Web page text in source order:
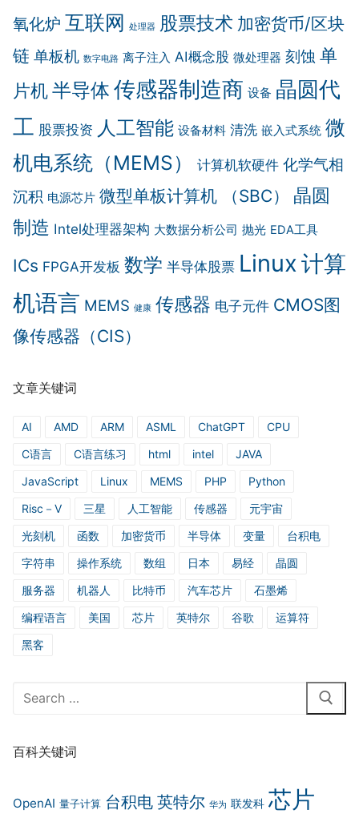
氧化炉 互联网 处理器 股票技术 加密货币/区块
链 单板机 数字电路 离子注入 AI概念股 微处理器 刻蚀 单
片机半导体 传感器制造商 设备 晶圆代
工 股票投资 人工智能 设备材料 清洗 嵌入式系统 微
机电系统（MEMS）
计算机软硬件 化学气相
沉积 电源芯片 微型单板计算机 （SBC）
晶圆
制造 Intel处理器架构 大数据分析公司 抛光 EDA工具
ICs FPGA开发板 数学 半导体股票 Linux计算
机语言 MEMS 健康 传感器 电子元件 CMOS图
像传感器（CIS）
文章关键词
AI AMD ARM ASML ChatGPT
CPU
C语言
C语言练习 html intel
JAVA
JavaScript
Linux MEMS PHP
Python
Risc－V
三星 人工智能 传感器
元宇宙
光刻机
函数 加密货币 半导体 变量
台积电
字符串
操作系统 数组 日本 易经
晶圆
服务器
机器人 比特币 汽车芯片
石墨烯
编程语言
美国 芯片 英特尔 谷歌
运算符
黑客
Search
百科关键词
OpenAI 量子计算 台积电 英特尔 华为 联发科 芯片